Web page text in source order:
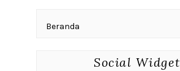
Beranda
Social Widget